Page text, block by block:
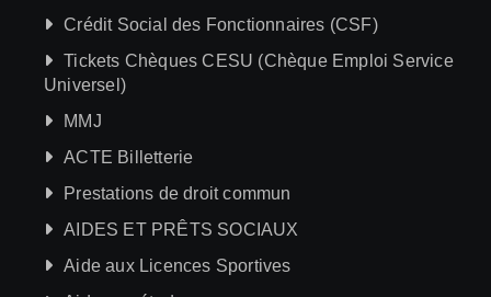
Crédit Social des Fonctionnaires (CSF)
Tickets Chèques CESU (Chèque Emploi Service
Universel)
MMJ
ACTE Billetterie
Prestations de droit commun
AIDES ET PRÊTS SOCIAUX
Aide aux Licences Sportives